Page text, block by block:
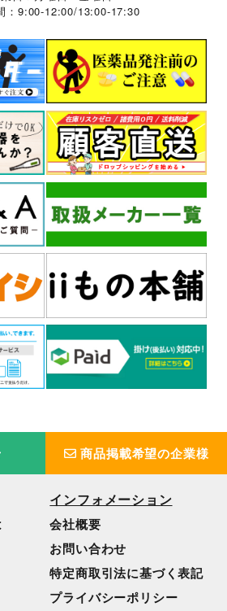
：9:00-12:00/13:00-17:30
商品掲載希望の企業様
インフォメーション
会社概要
お問い合わせ
特定商取引法に基づく表記
プライバシーポリシー